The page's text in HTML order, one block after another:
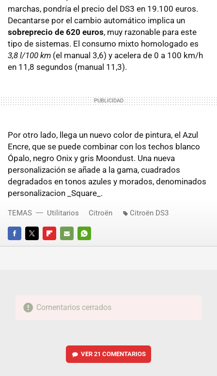
marchas, pondría el precio del DS3 en 19.100 euros.
Decantarse por el cambio automático implica un
sobreprecio de 620 euros, muy razonable para este
tipo de sistemas. El consumo mixto homologado es
3,8 l/100 km (el manual 3,6) y acelera de 0 a 100 km/h
en 11,8 segundos (manual 11,3).
Por otro lado, llega un nuevo color de pintura, el Azul
Encre, que se puede combinar con los techos blanco
Ópalo, negro Onix y gris Moondust. Una nueva
personalización se añade a la gama, cuadrados
degradados en tonos azules y morados, denominados
personalizacion _Square_.
FACEBOOKTWITTERFLIPBOARD
E-
WHATSAPP
TEMAS Utilitarios Citroën Citroën DS3
Comentarios cerrados
VER 21 COMENTARIOS